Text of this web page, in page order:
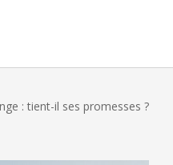
il ses promesses ?